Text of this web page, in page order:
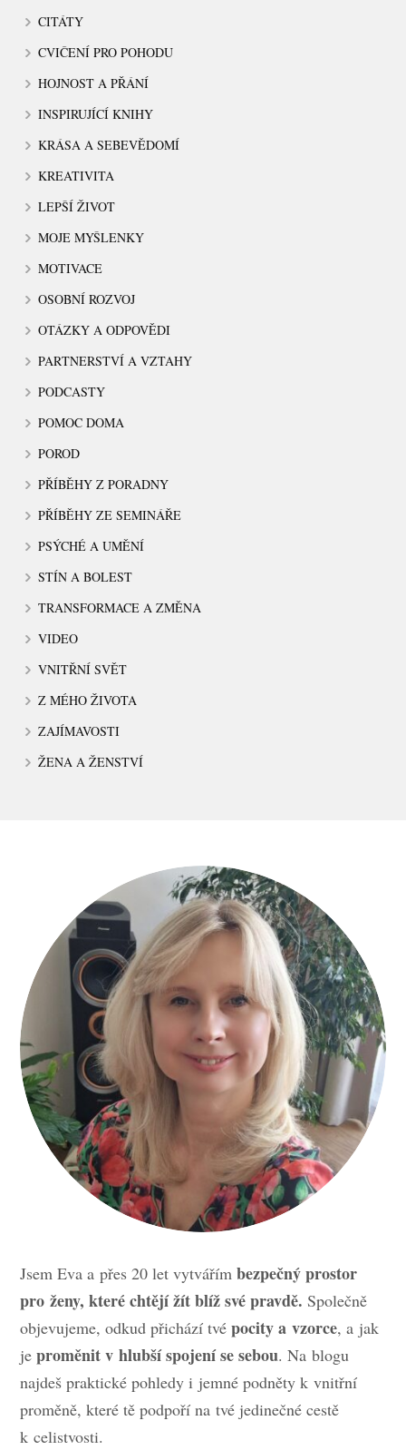
CITÁTY
CVIČENÍ PRO POHODU
HOJNOST A PŘÁNÍ
INSPIRUJÍCÍ KNIHY
KRÁSA A SEBEVĚDOMÍ
KREATIVITA
LEPŠÍ ŽIVOT
MOJE MYŠLENKY
MOTIVACE
OSOBNÍ ROZVOJ
OTÁZKY A ODPOVĚDI
PARTNERSTVÍ A VZTAHY
PODCASTY
POMOC DOMA
POROD
PŘÍBĚHY Z PORADNY
PŘÍBĚHY ZE SEMINÁŘE
PSÝCHÉ A UMĚNÍ
STÍN A BOLEST
TRANSFORMACE A ZMĚNA
VIDEO
VNITŘNÍ SVĚT
Z MÉHO ŽIVOTA
ZAJÍMAVOSTI
ŽENA A ŽENSTVÍ
Jsem Eva a přes 20 let vytvářímbezpečný prostor
pro ženy, které chtějí žít blíž své pravdě. Společně
objevujeme, odkud přichází tvépocity a vzorce, a jak
jeproměnit v hlubší spojení se sebou. Na blogu
najdeš praktické pohledy i jemné podněty k vnitřní
proměně, které tě podpoří na tvé jedinečné cestě
k celistvosti.